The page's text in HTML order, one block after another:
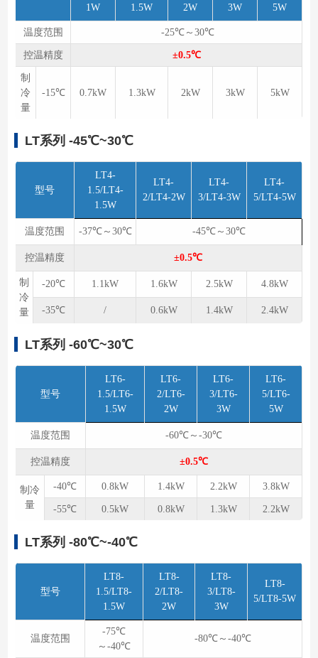
1W
1.5W
2W
3W
5W
温度范围 -25℃～30℃
控温精度 ±0.5℃
制
冷
量
-15℃ 0.7kW 1.3kW 2kW 3kW 5kW
LT系列 -45℃~30℃
型号
LT4-
1.5/LT4-
1.5W
LT4-
2/LT4-2W
LT4-
3/LT4-3W
LT4-
5/LT4-5W
温度范围 -37℃～30℃ -45℃～30℃
控温精度 ±0.5℃
制
冷
量
-20℃ 1.1kW 1.6kW 2.5kW 4.8kW
-35℃ / 0.6kW 1.4kW 2.4kW
LT系列 -60℃~30℃
型号
LT6-
1.5/LT6-
1.5W
LT6-
2/LT6-
2W
LT6-
3/LT6-
3W
LT6-
5/LT6-
5W
温度范围 -60℃～-30℃
控温精度 ±0.5℃
制冷
量
-40℃ 0.8kW 1.4kW 2.2kW 3.8kW
-55℃ 0.5kW 0.8kW 1.3kW 2.2kW
LT系列 -80℃~-40℃
型号
LT8-
1.5/LT8-
1.5W
LT8-
2/LT8-
2W
LT8-
3/LT8-
3W
LT8-
5/LT8-5W
温度范围
-75℃
～-40℃
-80℃～-40℃